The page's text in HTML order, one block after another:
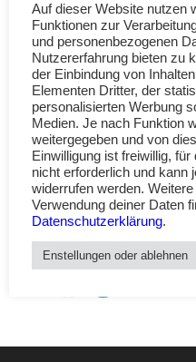
Weiterlesen
Auf dieser Website nutzen
Funktionen zur
und personenbezogenen
Nutzererfahrung bieten zu
der Einbindung von
Elementen Dritter, der
personalisierten Werbung
Medien. Je nach Funktion
weitergegeben und von
Einwilligung ist freiwillig,
nicht erforderlich und kann
widerrufen werden.
Verwendung deiner Daten
Datenschutzerklärung.
Enstellungen oder ablehnen